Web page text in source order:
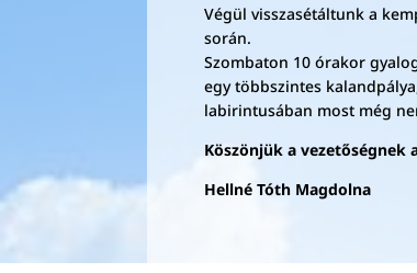
Végül visszasétáltunk a
során.
Szombaton 10 órakor
egy többszintes
labirintusában most még
Köszönjük a vezetőségnek
Hellné Tóth Magdolna